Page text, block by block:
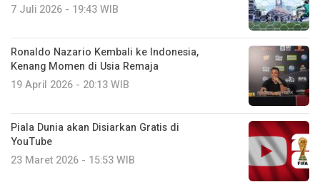
7 Juli 2026 - 19:43 WIB
Ronaldo Nazario Kembali ke Indonesia,
Kenang Momen di Usia Remaja
19 April 2026 - 20:13 WIB
Piala Dunia akan Disiarkan Gratis di
YouTube
23 Maret 2026 - 15:53 WIB